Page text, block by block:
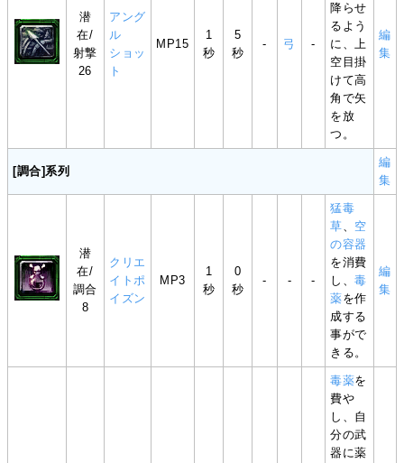
潜
在/
射撃
26
アング
ル
ショッ
ト
MP15
1
秒
5
秒
- 弓 -
降らせ
るよう
に、上
空目掛
けて高
角で矢
を放
つ。
編
集
[調合]系列
編
集
潜
在/
調合
8
クリエ
イトポ
イズン
MP3
1
秒
0
秒
- - -
猛毒
草、 空
の容器
を消費
し、毒
薬を作
成する
事がで
きる。
編
集
毒薬を
費や
し、自
分の武
器に薬